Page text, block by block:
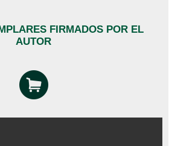
FIRMADOS POR EL
AUTOR